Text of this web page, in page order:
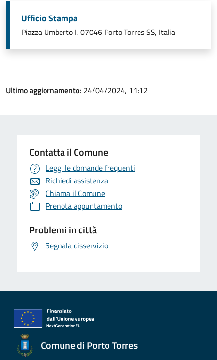
Ufficio Stampa
Piazza Umberto I, 07046 Porto Torres SS, Italia
Ultimo aggiornamento: 24/04/2024, 11:12
Contatta il Comune
Leggi le domande frequenti
Richiedi assistenza
Chiama il Comune
Prenota appuntamento
Problemi in città
Segnala disservizio
Comune di Porto Torres